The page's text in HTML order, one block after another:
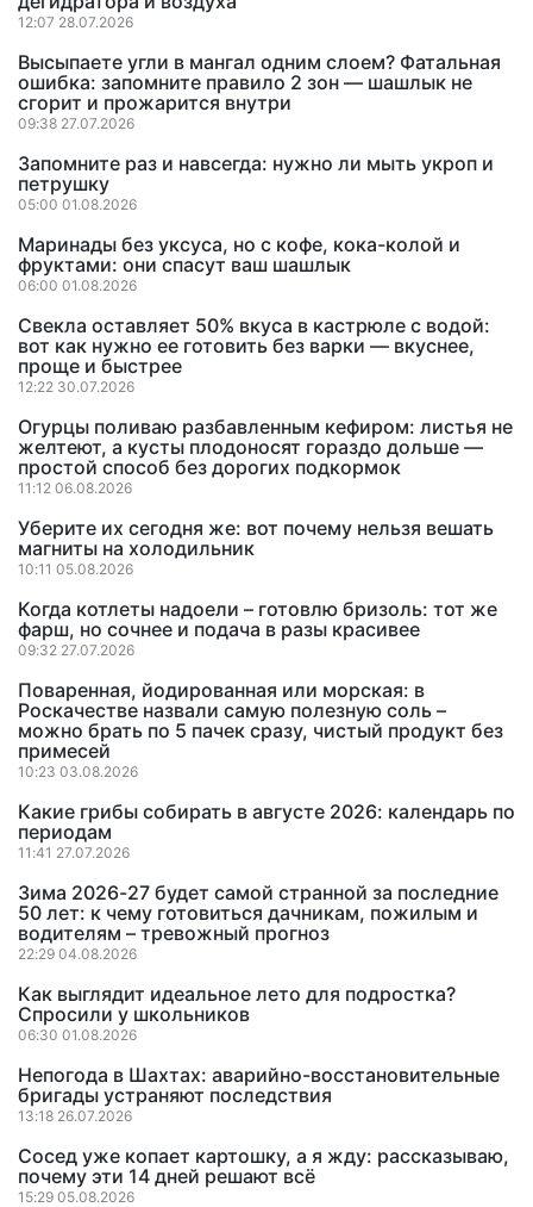
12:07 28.07.2026
Высыпаете угли в мангал одним слоем? Фатальная
ошибка: запомните правило 2 зон — шашлык не
сгорит и прожарится внутри
09:38 27.07.2026
Запомните раз и навсегда: нужно ли мыть укроп и
петрушку
05:00 01.08.2026
Маринады без уксуса, но с кофе, кока-колой и
фруктами: они спасут ваш шашлык
06:00 01.08.2026
Свекла оставляет 50% вкуса в кастрюле с водой:
вот как нужно ее готовить без варки — вкуснее,
проще и быстрее
12:22 30.07.2026
Огурцы поливаю разбавленным кефиром: листья не
желтеют, а кусты плодоносят гораздо дольше —
простой способ без дорогих подкормок
11:12 06.08.2026
Уберите их сегодня же: вот почему нельзя вешать
магниты на холодильник
10:11 05.08.2026
Когда котлеты надоели – готовлю бризоль: тот же
фарш, но сочнее и подача в разы красивее
09:32 27.07.2026
Поваренная, йодированная или морская: в
Роскачестве назвали самую полезную соль –
можно брать по 5 пачек сразу, чистый продукт без
примесей
10:23 03.08.2026
Какие грибы собирать в августе 2026: календарь по
периодам
11:41 27.07.2026
Зима 2026-27 будет самой странной за последние
50 лет: к чему готовиться дачникам, пожилым и
водителям – тревожный прогноз
22:29 04.08.2026
Как выглядит идеальное лето для подростка?
Спросили у школьников
06:30 01.08.2026
Непогода в Шахтах: аварийно-восстановительные
бригады устраняют последствия
13:18 26.07.2026
Сосед уже копает картошку, а я жду: рассказываю,
почему эти 14 дней решают всё
15:29 05.08.2026